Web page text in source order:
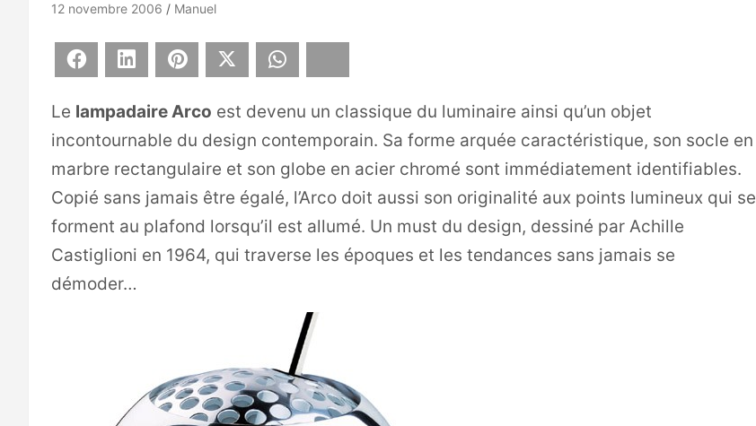
12 novembre 2006 Manuel
Facebook LinkedIn Pinterest
Le lampadaire Arco est devenu un classique du luminaire ainsi qu’un objet
incontournable du design contemporain. Sa forme arquée caractéristique, son socle en
marbre rectangulaire et son globe en acier chromé sont immédiatement identifiables.
Copié sans jamais être égalé, l’Arco doit aussi son originalité aux points lumineux qui se
forment au plafond lorsqu’il est allumé. Un must du design, dessiné par Achille
Castiglioni en 1964, qui traverse les époques et les tendances sans jamais se
démoder…